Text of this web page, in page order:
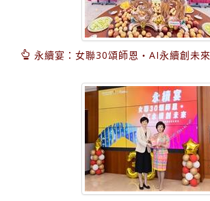
永續宴：女聯30頌師恩‧AI永續創未來